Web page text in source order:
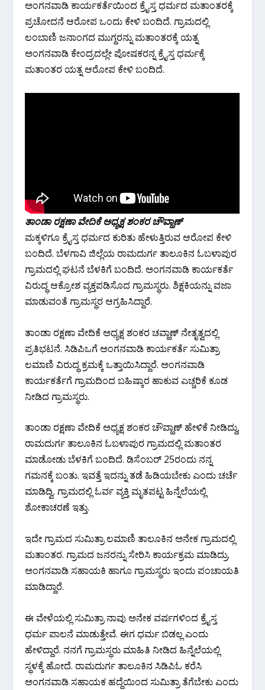
ಅಂಗನವಾಡಿ ಕಾರ್ಯಕರ್ತೆಯಿಂದ ಕ್ರೈಸ್ತ ಧರ್ಮದ ಮತಾಂತರಕ್ಕೆ
ಪ್ರಚೋದನೆ ಆರೋಪ ಒಂದು ಕೇಳಿ ಬಂದಿದೆ. ಗ್ರಾಮದಲ್ಲಿ
ಲಂಬಾಣಿ ಜನಾಂಗದ ಮುಗ್ದರನ್ನು ಮತಾಂತರಕ್ಕೆ ಯತ್ನ
ಅಂಗನವಾಡಿ ಕೇಂದ್ರದಲ್ಲೇ ಪೋಷಕರನ್ನ ಕ್ರೈಸ್ತ ಧರ್ಮಕ್ಕೆ
ಮತಾಂತರ ಯತ್ನ ಆರೋಪ ಕೇಳಿ ಬಂದಿದೆ.
ತಾಂಡಾ ರಕ್ಷಣಾ ವೇದಿಕೆ ಅಧ್ಯಕ್ಷ ಶಂಕರ ಚೌವ್ಹಾಣ್
ಮಕ್ಕಳಿಗೂ ಕ್ರೈಸ್ತ ಧರ್ಮದ ಕುರಿತು ಹೇಳುತ್ತಿರುವ ಆರೋಪ ಕೇಳಿ
ಬಂದಿದೆ. ಬೆಳಗಾವಿ ಜಿಲ್ಲೆಯ ರಾಮದುರ್ಗ ತಾಲೂಕಿನ ಓಬಳಾಪುರ
ಗ್ರಾಮದಲ್ಲಿ ಘಟನೆ ಬೆಳಕಿಗೆ ಬಂದಿದೆ. ಅಂಗನವಾಡಿ ಕಾರ್ಯಕರ್ತೆ
ವಿರುದ್ಧ ಆಕ್ರೋಶ ವ್ಯಕ್ತಪಡಿಸೊದ ಗ್ರಾಮಸ್ಥರು. ಶಿಕ್ಷಕಿಯನ್ನು ವಜಾ
ಮಾಡುವಂತೆ ಗ್ರಾಮಸ್ಥರ ಆಗ್ರಹಿಸಿದ್ದಾರೆ.
ತಾಂಡಾ ರಕ್ಷಣಾ ವೇದಿಕೆ ಅಧ್ಯಕ್ಷ ಶಂಕರ ಚವ್ಹಾಣ್ ನೇತೃತ್ವದಲ್ಲಿ
ಪ್ರತಿಭಟನೆ. ಸಿಡಿಪಿಒಗೆ ಅಂಗನವಾಡಿ ಕಾರ್ಯಕರ್ತೆ ಸುಮಿತ್ರಾ
ಲಮಾಣಿ ವಿರುದ್ಧ ಕ್ರಮಕ್ಕೆ ಒತ್ತಾಯಿಸಿದ್ದಾರೆ. ಅಂಗನವಾಡಿ
ಕಾರ್ಯಕರ್ತೆಗೆ ಗ್ರಾಮದಿಂದ ಬಹಿಷ್ಕಾರ ಹಾಕುವ ಎಚ್ಚರಿಕೆ ಕೂಡ
ನೀಡಿದ ಗ್ರಾಮಸ್ಥರು.
ತಾಂಡಾ ರಕ್ಷಣಾ ವೇದಿಕೆ ಅಧ್ಯಕ್ಷ ಶಂಕರ ಚೌವ್ಹಾಣ್ ಹೇಳಿಕೆ ನೀಡಿದ್ದು,
ರಾಮದುರ್ಗ ತಾಲೂಕಿನ ಓಬಳಾಪುರ ಗ್ರಾಮದಲ್ಲಿ ಮತಾಂತರ
ಮಾಡೋಡು ಬೆಳಕಿಗೆ ಬಂದಿದೆ. ಡಿಸೆಂಬರ್ 25ರಂದು ನನ್ನ
ಗಮನಕ್ಕೆ ಬಂತು. ಇವತ್ತೆ ಇದನ್ನು ತಡೆ‌ ಹಿಡಿಯಬೇಕು ಎಂದು ಚರ್ಚೆ
ಮಾಡಿದ್ವಿ. ಗ್ರಾಮದಲ್ಲಿ ಓರ್ವ ವ್ಯಕ್ತಿ ಮೃತಪಟ್ಟ ಹಿನ್ನೆಲೆಯಲ್ಲಿ
ಶೋಕಾಚರಣೆ ಇತ್ತು.
ಇದೇ ಗ್ರಾಮದ ಸುಮಿತ್ರಾ ಲಮಾಣಿ ತಾಲೂಕಿನ ಅನೇಕ ಗ್ರಾಮದಲ್ಲಿ
ಮತಾಂತರ. ಗ್ರಾಮದ ಜನರನ್ನು ಸೇರಿಸಿ ಕಾರ್ಯಕ್ರಮ ಮಾಡಿದ್ರು.
ಅಂಗನವಾಡಿ ಸಹಾಯಕಿ ಹಾಗೂ ಗ್ರಾಮಸ್ಥರು ಇಂದು ಪಂಚಾಯತಿ
ಮಾಡಿದ್ದಾರೆ.
ಈ ವೇಳೆಯಲ್ಲಿ ಸುಮಿತ್ರಾ ನಾವು ಅನೇಕ ವರ್ಷಗಳಿಂದ ಕ್ರೈಸ್ತ
ಧರ್ಮ ಪಾಲನೆ ಮಾಡುತ್ತೇವೆ. ಈಗ ಧರ್ಮ ಬಿಡಲ್ಲ ಎಂದು
ಹೇಳಿದ್ದಾರೆ. ನನಗೆ ಗ್ರಾಮಸ್ಥರು ಮಾಹಿತಿ ನೀಡಿದ ಹಿನ್ನೆಲೆಯಲ್ಲಿ
ಸ್ಥಳಕ್ಕೆ ಹೋದೆ. ರಾಮದುರ್ಗ ತಾಲೂಕಿನ ಸಿಡಿಪಿಓ ಕರೆಸಿ
ಅಂಗನವಾಡಿ ಸಹಾಯಕ ಹದ್ದೆಯಿಂದ ಸುಮಿತ್ರಾ ತೆಗೆಬೇಕು ಎಂದು